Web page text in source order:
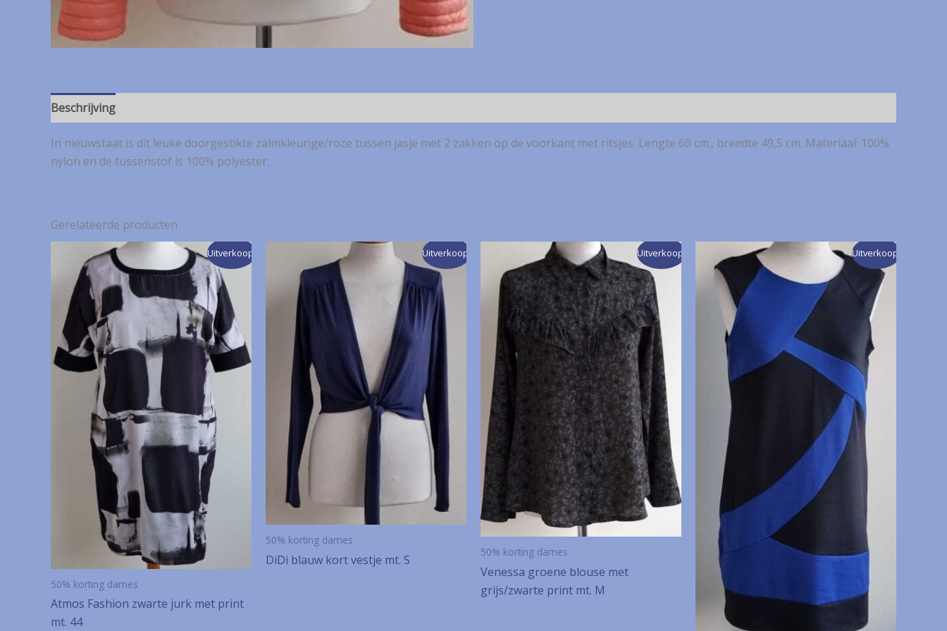
Beschrijving
In nieuwstaat is dit leuke doorgestikte zalmkleurige/roze tussen jasje met 2 zakken op de voorkant met ritsjes. Lengte 60 cm., breedte 49,5 cm. Materiaal: 100%
nylon en de tussenstof is 100% polyester.
Gerelateerde producten
Uitverkoop!
50% korting dames
Atmos Fashion zwarte jurk met print
mt. 44
Uitverkoop!
50% korting dames
DiDi blauw kort vestje mt. S
Uitverkoop!
50% korting dames
Venessa groene blouse met
grijs/zwarte print mt. M
Uitverkoop!